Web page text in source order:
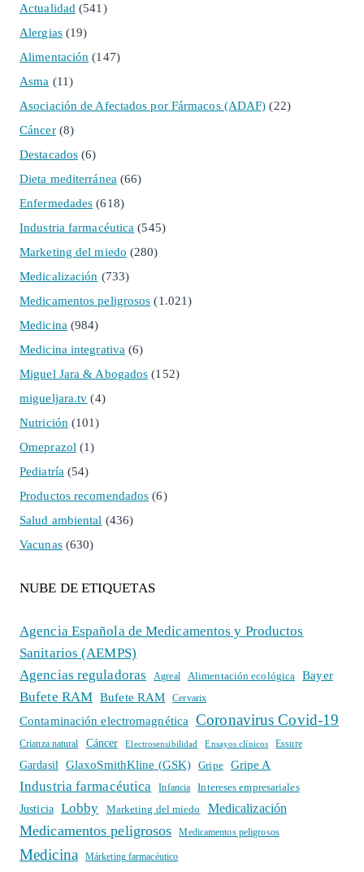
Actualidad (541)
Alergias(19)
Alimentación (147)
Asma (11)
Asociación de Afectados por Fármacos (ADAF) (22)
Cáncer(8)
Destacados (6)
Dieta mediterránea (66)
Enfermedades (618)
Industria farmacéutica (545)
Marketing del miedo (280)
Medicalización (733)
Medicamentos peligrosos (1.021)
Medicina (984)
Medicina integrativa (6)
Miguel Jara & Abogados (152)
migueljara.tv (4)
Nutrición (101)
Omeprazol (1)
Pediatría (54)
Productos recomendados (6)
Salud ambiental (436)
Vacunas(630)
NUBE DE ETIQUETAS
Agencia Española de Medicamentos y Productos
Sanitarios (AEMPS)
Agencias reguladoras
Agreal Alimentación ecológica Bayer
Bufete RAM Bufete RAM Cervarix
Contaminación electromagnética Coronavirus Covid-19
Crianza natural Cáncer Electrosensibilidad Ensayos clínicos Essure
Gardasil GlaxoSmithKline (GSK) Gripe Gripe A
Industria farmacéutica Infancia
Intereses empresariales
Justicia
Lobby Marketing del miedo Medicalización
Medicamentos peligrosos Medicamentos peligrosos
Medicina Márketing farmacéutico